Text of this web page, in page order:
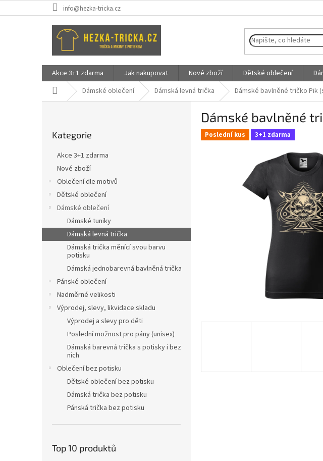
na
info@hezka-tricka.cz
Akce 3+1 zdarma Jak nakupovat Nové zboží Dětské oblečení
Domů Dámské oblečení Dámská levná trička Dámské bavlněné tričko Pik
n
e
kategorie
Kategorie
Akce 3+1 zdarma
Nové zboží
Oblečení dle motivů
Dětské oblečení
Dámské oblečení
Dámské tuniky
Dámská levná trička
Dámská trička měnící svou barvu
potisku
Dámská jednobarevná bavlněná trička
Pánské oblečení
Nadměrné velikosti
Výprodej, slevy, likvidace skladu
Výprodej a slevy pro děti
Poslední možnost pro pány (unisex)
Dámská barevná trička s potisky i bez
nich
Oblečení bez potisku
Dětské oblečení bez potisku
Dámská trička bez potisku
Pánská trička bez potisku
Top 10 produktů
Dámské bavlněné
Poslední kus 3+1 zdarma